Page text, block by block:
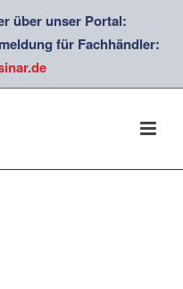
über unser Portal:
für Fachhändler: